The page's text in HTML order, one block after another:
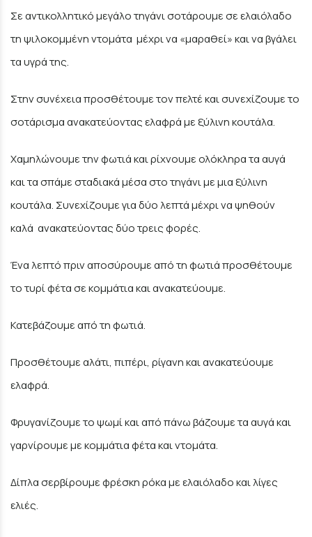
Σε αντικολλητικό μεγάλο τηγάνι σοτάρουμε σε ελαιόλαδο
τη ψιλοκομμένη ντομάτα μέχρι να «μαραθεί» και να βγάλει
τα υγρά της.
Στην συνέχεια προσθέτουμε τον πελτέ και συνεχίζουμε το
σοτάρισμα ανακατεύοντας ελαφρά με ξύλινη κουτάλα.
Χαμηλώνουμε την φωτιά και ρίχνουμε ολόκληρα τα αυγά
και τα σπάμε σταδιακά μέσα στο τηγάνι με μια ξύλινη
κουτάλα. Συνεχίζουμε για δύο λεπτά μέχρι να ψηθούν
καλά ανακατεύοντας δύο τρεις φορές.
Ένα λεπτό πριν αποσύρουμε από τη φωτιά προσθέτουμε
το τυρί φέτα σε κομμάτια και ανακατεύουμε.
Κατεβάζουμε από τη φωτιά.
Προσθέτουμε αλάτι, πιπέρι, ρίγανη και ανακατεύουμε
ελαφρά.
Φρυγανίζουμε το ψωμί και από πάνω βάζουμε τα αυγά και
γαρνίρουμε με κομμάτια φέτα και ντομάτα.
Δίπλα σερβίρουμε φρέσκη ρόκα με ελαιόλαδο και λίγες
ελιές.